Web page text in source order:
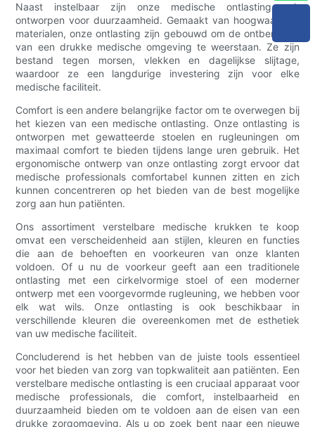
Naast instelbaar zijn onze medische ontlasting ook
ontworpen voor duurzaamheid. Gemaakt van hoogwaardige
materialen, onze ontlasting zijn gebouwd om de ontberingen
van een drukke medische omgeving te weerstaan. Ze zijn
bestand tegen morsen, vlekken en dagelijkse slijtage,
waardoor ze een langdurige investering zijn voor elke
medische faciliteit.
Comfort is een andere belangrijke factor om te overwegen bij
het kiezen van een medische ontlasting. Onze ontlasting is
ontworpen met gewatteerde stoelen en rugleuningen om
maximaal comfort te bieden tijdens lange uren gebruik. Het
ergonomische ontwerp van onze ontlasting zorgt ervoor dat
medische professionals comfortabel kunnen zitten en zich
kunnen concentreren op het bieden van de best mogelijke
zorg aan hun patiënten.
Ons assortiment verstelbare medische krukken te koop
omvat een verscheidenheid aan stijlen, kleuren en functies
die aan de behoeften en voorkeuren van onze klanten
voldoen. Of u nu de voorkeur geeft aan een traditionele
ontlasting met een cirkelvormige stoel of een moderner
ontwerp met een voorgevormde rugleuning, we hebben voor
elk wat wils. Onze ontlasting is ook beschikbaar in
verschillende kleuren die overeenkomen met de esthetiek
van uw medische faciliteit.
Concluderend is het hebben van de juiste tools essentieel
voor het bieden van zorg van topkwaliteit aan patiënten. Een
verstelbare medische ontlasting is een cruciaal apparaat voor
medische professionals, die comfort, instelbaarheid en
duurzaamheid bieden om te voldoen aan de eisen van een
drukke zorgomgeving. Als u op zoek bent naar een nieuwe